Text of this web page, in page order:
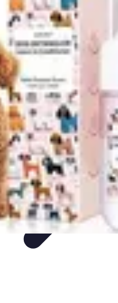
TechnologieGuidesDivertissement